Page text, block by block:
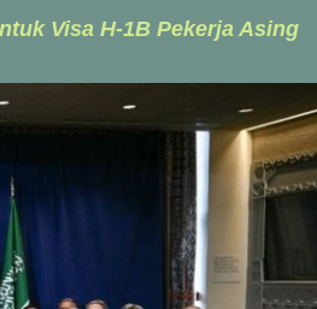
Visa H-1B Pekerja Asing